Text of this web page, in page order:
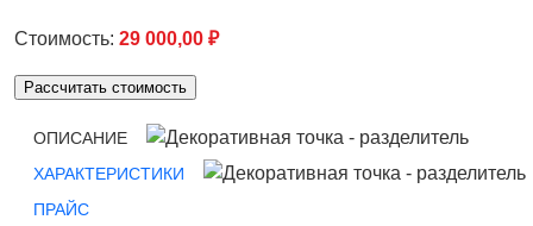
Стоимость: 29 000,00 ₽
Рассчитать стоимость
ОПИСАНИЕ
ХАРАКТЕРИСТИКИ
ПРАЙС